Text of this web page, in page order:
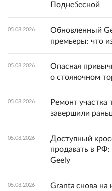
Поднебесной
05.08.2026
Обновленный
премьеры: что
05.08.2026
Опасная
о стояночном
05.08.2026
Ремонт
завершили
05.08.2026
Доступный
продавать в РФ:
Geely
05.08.2026
Granta снова на